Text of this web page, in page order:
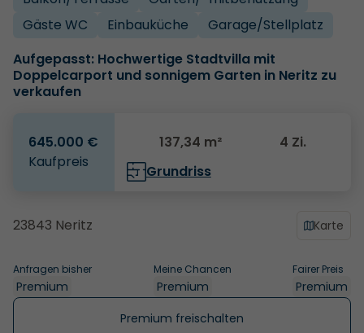
Gäste WC
Einbauküche
Garage/­Stellplatz
Aufgepasst: Hochwertige Stadtvilla mit
Doppelcarport und sonnigem Garten in Neritz zu
verkaufen
Anfragen bisher
Premium
Meine Chancen
Premium
Fairer Preis
Premium
Premium freischalten
645.000 €
Kaufpreis
137,34 m²
4 Zi.
Grundriss
23843 Neritz Karte